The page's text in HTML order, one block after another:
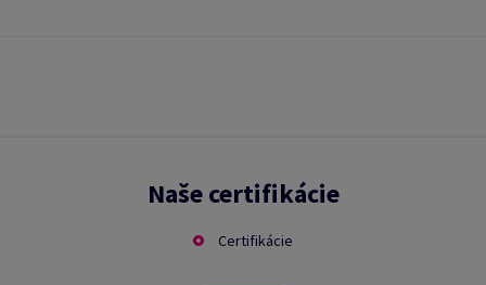
Naše certifikácie
Certifikácie